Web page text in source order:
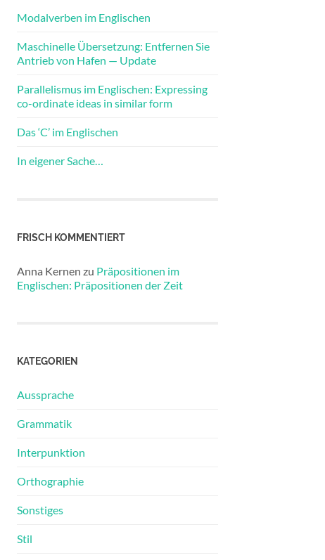
Modalverben im Englischen
Maschinelle Übersetzung: Entfernen Sie
Antrieb von Hafen — Update
Parallelismus im Englischen: Expressing
co-ordinate ideas in similar form
Das ‘C’ im Englischen
In eigener Sache…
FRISCH KOMMENTIERT
Anna Kernen zu Präpositionen im
Englischen: Präpositionen der Zeit
KATEGORIEN
Aussprache
Grammatik
Interpunktion
Orthographie
Sonstiges
Stil